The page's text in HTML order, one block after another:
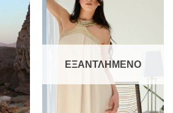
ΕΞΑΝΤΛΗΜΈΝΟ